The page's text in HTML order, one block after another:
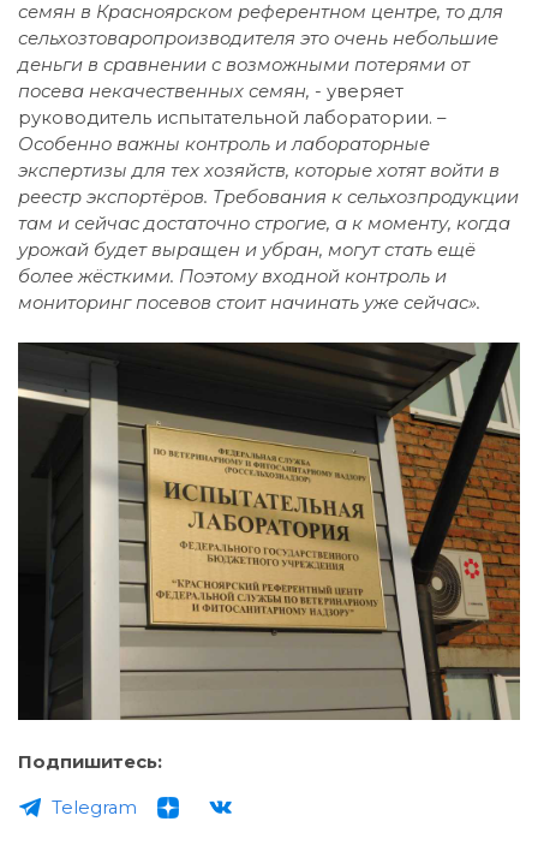
семян в Красноярском референтном центре, то для
сельхозтоваропроизводителя это очень небольшие
деньги в сравнении с возможными потерями от
посева некачественных семян, - уверяет
руководитель испытательной лаборатории. –
Особенно важны контроль и лабораторные
экспертизы для тех хозяйств, которые хотят войти в
реестр экспортёров. Требования к сельхозпродукции
там и сейчас достаточно строгие, а к моменту, когда
урожай будет выращен и убран, могут стать ещё
более жёсткими. Поэтому входной контроль и
мониторинг посевов стоит начинать уже сейчас».
Подпишитесь:
Telegram